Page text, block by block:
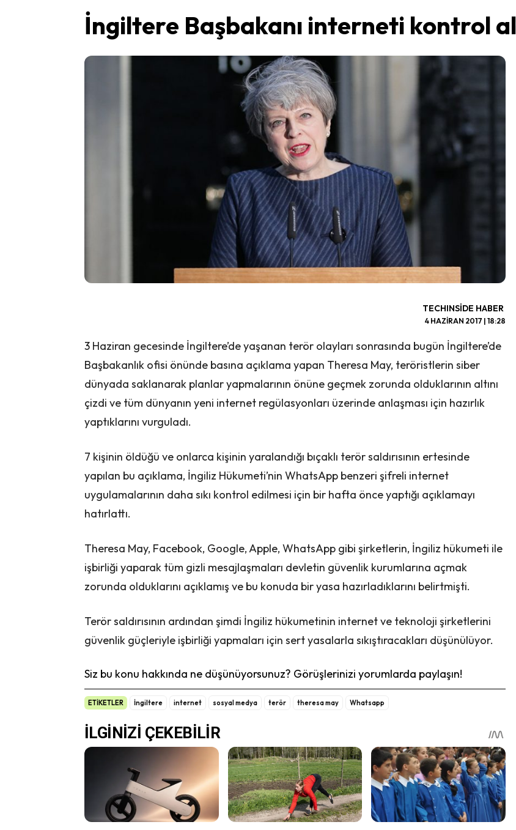
İngiltere Başbakanı interneti kontrol
TECHINSIDE HABER
4 HAZIRAN 2017 | 18:28
3 Haziran gecesinde İngiltere’de yaşanan terör olayları sonrasında bugün İngiltere’de
Başbakanlık ofisi önünde basına açıklama yapan Theresa May, teröristlerin siber
dünyada saklanarak planlar yapmalarının önüne geçmek zorunda olduklarının altını
çizdi ve tüm dünyanın yeni internet regülasyonları üzerinde anlaşması için hazırlık
yaptıklarını vurguladı.
7 kişinin öldüğü ve onlarca kişinin yaralandığı bıçaklı terör saldırısının ertesinde
yapılan bu açıklama, İngiliz Hükumeti’nin WhatsApp benzeri şifreli internet
uygulamalarının daha sıkı kontrol edilmesi için bir hafta önce yaptığı açıklamayı
hatırlattı.
Theresa May, Facebook, Google, Apple, WhatsApp gibi şirketlerin, İngiliz hükumeti ile
işbirliği yaparak tüm gizli mesajlaşmaları devletin güvenlik kurumlarına açmak
zorunda olduklarını açıklamış ve bu konuda bir yasa hazırladıklarını belirtmişti.
Terör saldırısının ardından şimdi İngiliz hükumetinin internet ve teknoloji şirketlerini
güvenlik güçleriyle işbirliği yapmaları için sert yasalarla sıkıştıracakları düşünülüyor.
Siz bu konu hakkında ne düşünüyorsunuz? Görüşlerinizi yorumlarda paylaşın!
ETİKETLER İngiltere internet sosyal medya terör theresa may Whatsapp